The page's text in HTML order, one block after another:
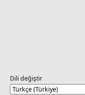
Dili değiştir